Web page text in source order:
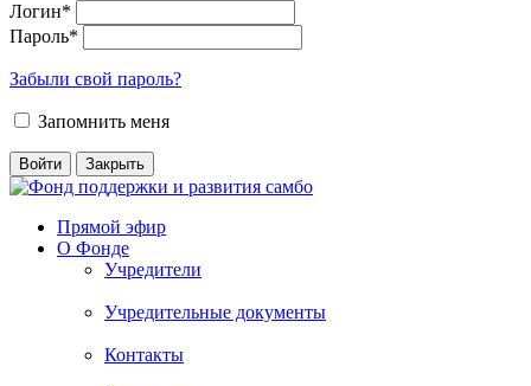
Логин*
Пароль*
Забыли свой пароль?
Запомнить меня
Прямой эфир
О Фонде
Учредители
Учредительные документы
Контакты